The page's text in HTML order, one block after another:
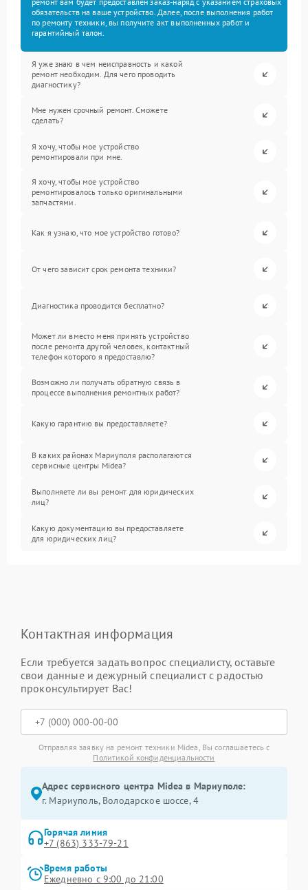
обязательств на ваше устройство. Далее, после выполнения работ
по ремонту техники, вы получите акт выполненных работ и
гарантийный талон.
Я уже знаю в чем неисправность и какой
ремонт необходим. Для чего проводить
диагностику?
Мне нужен срочный ремонт. Сможете
сделать?
Я хочу, чтобы мое устройство
ремонтировали при мне.
Я хочу, чтобы мое устройство
ремонтировалось только оригинальными
запчастями.
Как я узнаю, что мое устройство готово?
От чего зависит срок ремонта техники?
Диагностика проводится бесплатно?
Может ли вместо меня принять устройство
после ремонта другой человек, контактный
телефон которого я предоставлю?
Возможно ли получать обратную связь в
процессе выполнения ремонтных работ?
Какую гарантию вы предоставляете?
В каких районах Мариуполя располагаются
сервисные центры Midea?
Выполняете ли вы ремонт для юридических
лиц?
Какую документацию вы предоставляете
для юридических лиц?
Контактная информация
Если требуется задать вопрос специалисту, оставьте
свои данные и дежурный специалист с радостью
проконсультирует Вас!
Отправляя заявку на ремонт техники Midea, Вы соглашаетесь с
Политикой конфиденциальности
Адрес сервисного центра Midea в Мариуполе:
г. Мариуполь, Володарское шоссе, 4
Горячая линия
+7 (863) 333-79-21
Время работы
Ежедневно с 9:00 до 21:00